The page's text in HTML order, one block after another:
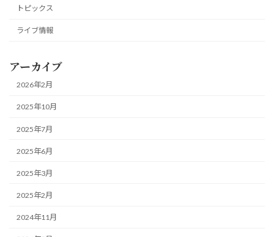
トピックス
ライブ情報
アーカイブ
2026年2月
2025年10月
2025年7月
2025年6月
2025年3月
2025年2月
2024年11月